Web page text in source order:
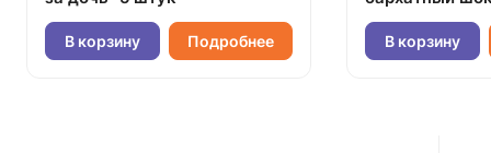
В корзину Подробнее В корзину